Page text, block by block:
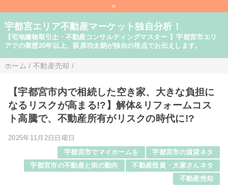
=
宇都宮エリア不動産マーケット独自分析！
【宅地建物取引士・不動産コンサルティングマスター 】宇都宮市エリ
アでの業歴20年以上、荻原功太朗が独自の視点でお伝えします。
ホーム / 不動産売却 /
【宇都宮市内で相続した空き家、大きな負担に
なるリスクが高まる!?】解体&リフォームコス
ト高騰で、不動産所有がリスクの時代に!?
2025年11月2日日曜日
宇都宮市でマイホームを
宇都宮市の賃貸ネタ
宇都宮市の不動産と街の動向
不動産投資・大家さんネタ
不動産売却